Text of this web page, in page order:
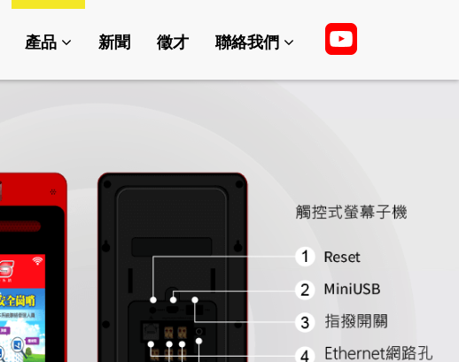
產品 新聞 徵才 聯絡我們